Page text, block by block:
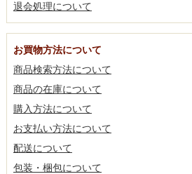
退会処理について
お買物方法について
商品検索方法について
商品の在庫について
購入方法について
お支払い方法について
配送について
包装・梱包について